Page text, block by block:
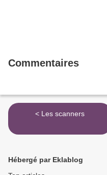
Commentaires
< Les scanners
Hébergé par Eklablog